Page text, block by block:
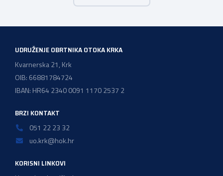
UDRUŽENJE OBRTNIKA OTOKA KRKA
Kvarnerska 21, Krk
OIB: 66881784724
IBAN: HR64 2340 0091 1170 2537 2
BRZI KONTAKT
051 22 23 32
uo.krk@hok.hr
KORISNI LINKOVI